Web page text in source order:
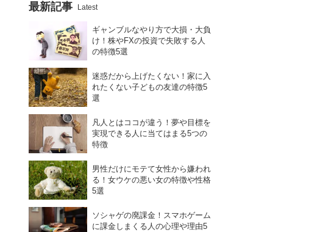
最新記事 Latest
ギャンブルなやり方で大損・大負
け！株やFXの投資で失敗する人
の特徴5選
迷惑だから上げたくない！家に入
れたくない子どもの友達の特徴5
選
凡人とはココが違う！夢や目標を
実現できる人に当てはまる5つの
特徴
男性だけにモテて女性から嫌われ
る！女ウケの悪い女の特徴や性格
5選
ソシャゲの廃課金！スマホゲーム
に課金しまくる人の心理や理由5